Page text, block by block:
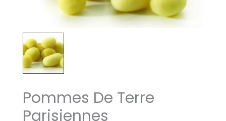
Pommes De Terre
Parisiennes